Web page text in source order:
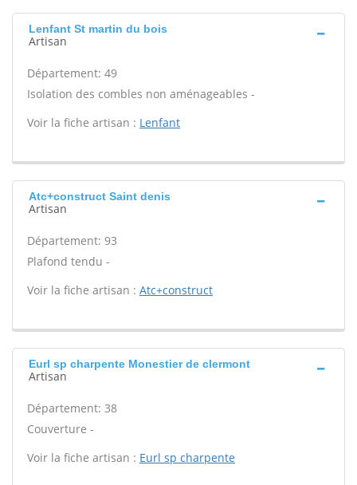
Lenfant St martin du bois
Artisan
Département: 49
Isolation des combles non aménageables -
Voir la fiche artisan : Lenfant
Atc+construct Saint denis
Artisan
Département: 93
Plafond tendu -
Voir la fiche artisan : Atc+construct
Eurl sp charpente Monestier de clermont
Artisan
Département: 38
Couverture -
Voir la fiche artisan : Eurl sp charpente